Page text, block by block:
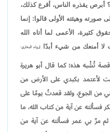
أبرص يقذره الناس، أقرع كذلك،
وهيئته الأولى قالوا: إنما
كثيرة، الأعمى لما أتاه الله
أمنعك من شيء أبدًا
[رواه البخاري:
تُشْبه هذه؛ كما قال أبو هريرة
كنت لأعتمد بكبدي على الأرض من
من الجوع، ولقد قعدتُ يومًا على
فسألته عن آية من كتاب الله، ما
ثم مرّ بي عمر فسألته عن آية من